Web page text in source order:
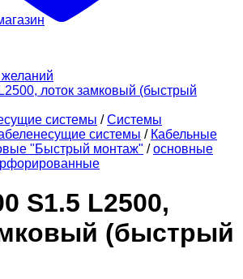
желаний
системы / Системы
системы / Кабельные
"Быстрый монтаж" / основные
S1.5 L2500,
(быстрый